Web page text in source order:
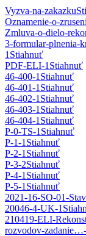
Vyzva-na-zakazku
Oznamenie-o-
Zmluva-o-dielo-
3-formular-plnenia-
1 Stiahnuť
PDF-ELI-1 Stiahnuť
46-400-1 Stiahnuť
46-401-1 Stiahnuť
46-402-1 Stiahnuť
46-403-1 Stiahnuť
46-404-1 Stiahnuť
P-0-TS-1 Stiahnuť
P-1-1 Stiahnuť
P-2-1 Stiahnuť
P-3-2Stiahnuť
P-4-1 Stiahnuť
P-5-1 Stiahnuť
2021-16-SO-01-
20046-4-UK-1
210419-ELI-
rozvodov-